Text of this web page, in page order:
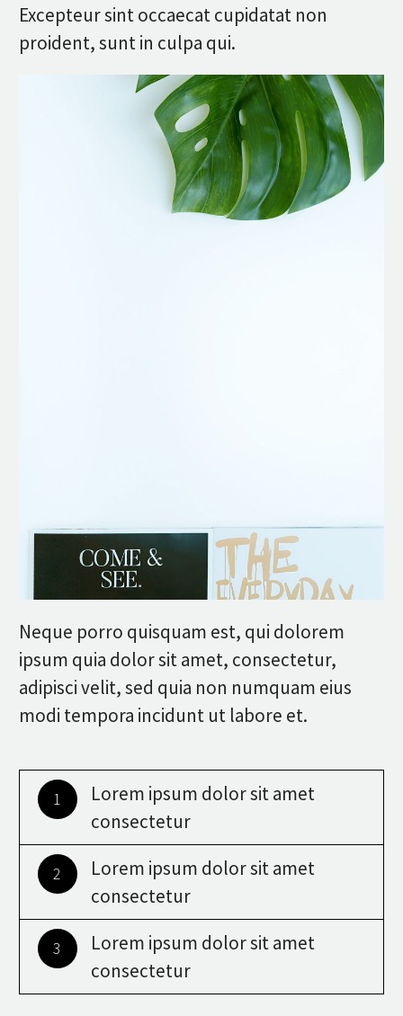
Excepteur sint occaecat cupidatat non
proident, sunt in culpa qui.
Neque porro quisquam est, qui dolorem
ipsum quia dolor sit amet, consectetur,
adipisci velit, sed quia non numquam eius
modi tempora incidunt ut labore et.
1
Lorem ipsum dolor sit amet
consectetur
2
Lorem ipsum dolor sit amet
consectetur
3
Lorem ipsum dolor sit amet
consectetur